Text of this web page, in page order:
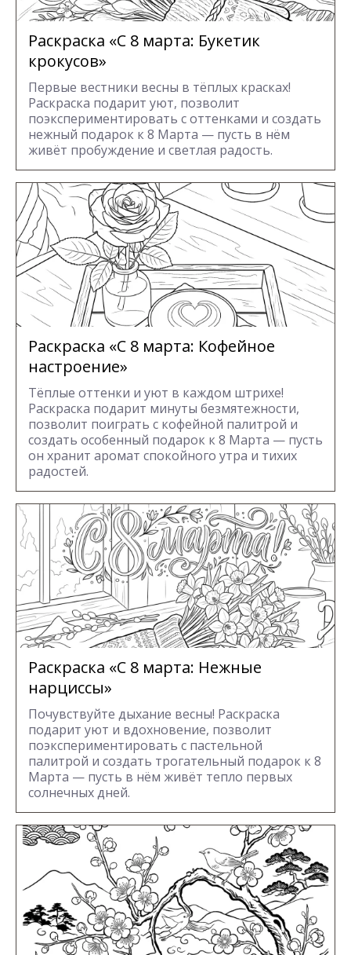
Раскраска «С 8 марта: Букетик
крокусов»
Первые вестники весны в тёплых красках!
Раскраска подарит уют, позволит
поэкспериментировать с оттенками и создать
нежный подарок к 8 Марта — пусть в нём
живёт пробуждение и светлая радость.
Раскраска «С 8 марта: Кофейное
настроение»
Тёплые оттенки и уют в каждом штрихе!
Раскраска подарит минуты безмятежности,
позволит поиграть с кофейной палитрой и
создать особенный подарок к 8 Марта — пусть
он хранит аромат спокойного утра и тихих
радостей.
Раскраска «С 8 марта: Нежные
нарциссы»
Почувствуйте дыхание весны! Раскраска
подарит уют и вдохновение, позволит
поэкспериментировать с пастельной
палитрой и создать трогательный подарок к 8
Марта — пусть в нём живёт тепло первых
солнечных дней.